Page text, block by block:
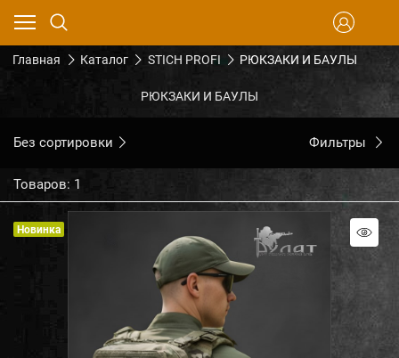
Главная Каталог STICH PROFI РЮКЗАКИ И БАУЛЫ
РЮКЗАКИ И БАУЛЫ
Без сортировки Фильтры
Товаров: 1
Новинка